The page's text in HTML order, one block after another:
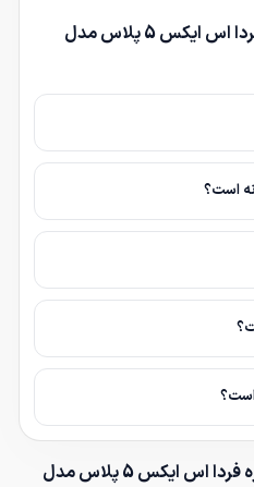
سوالات متداول درباره خرید فردا اس ایکس 5 پلاس مدل
است؟
نظرات و پرسش‌های کاربران درباره فردا اس ایکس 5 پلاس مدل